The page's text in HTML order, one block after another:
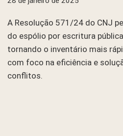
A Resolução 571/24 do CNJ
do espólio por escritura
tornando o inventário mais
com foco na eficiência e
conflitos.